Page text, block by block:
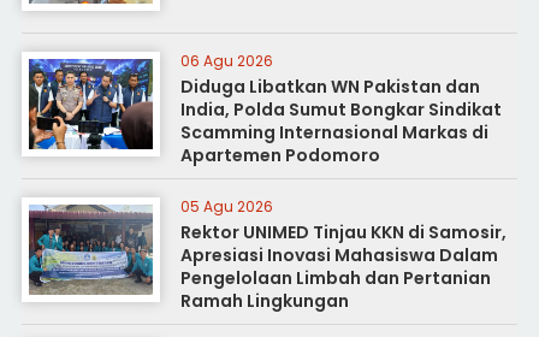
06 Agu 2026
Diduga Libatkan WN Pakistan dan
India, Polda Sumut Bongkar Sindikat
Scamming Internasional Markas di
Apartemen Podomoro
05 Agu 2026
Rektor UNIMED Tinjau KKN di Samosir,
Apresiasi Inovasi Mahasiswa Dalam
Pengelolaan Limbah dan Pertanian
Ramah Lingkungan